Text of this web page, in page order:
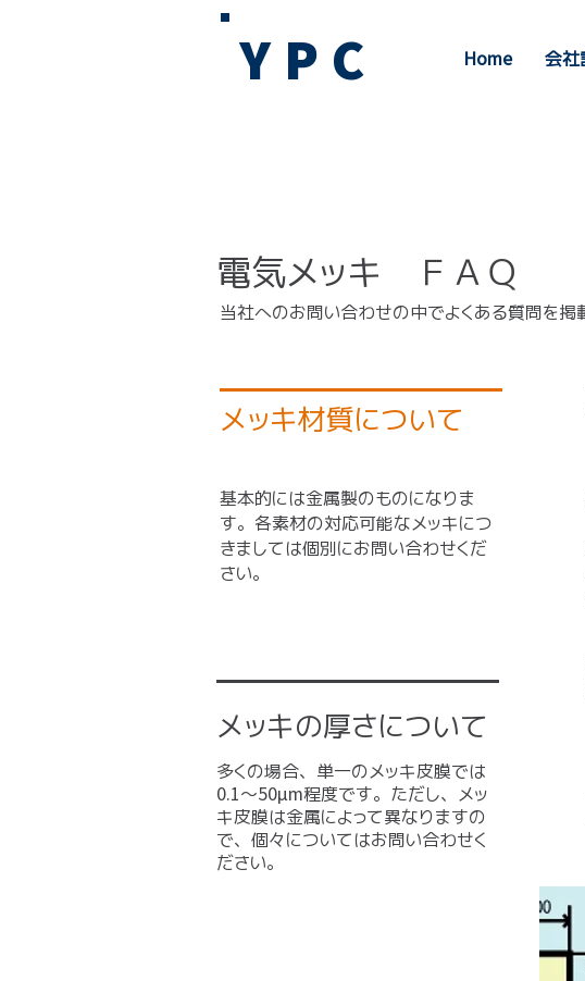
YPC Home 会社
電気メッキ ＦＡＱ
当社へのお問い合わせの中でよくある質問を掲
メッキ材質について
基本的には金属製のものになりま
す。各素材の対応可能なメッキにつ
きましては個別にお問い合わせくだ
さい。
メッキの厚さについて
多くの場合、単一のメッキ皮膜では
0.1～50μm程度です。ただし、メッ
キ皮膜は金属によって異なりますの
で、個々についてはお問い合わせく
ださい。